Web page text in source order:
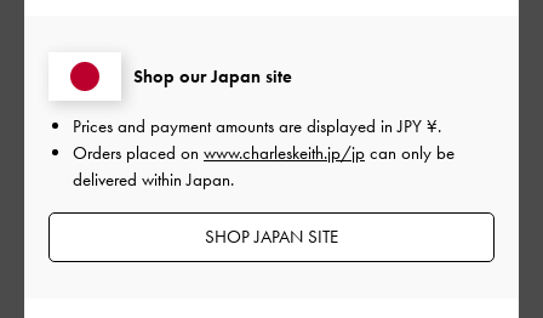
ご利用者様
デザインも履き心地も◎
可愛くて妹と色違いで購入しました。
Shop our Japan site
Prices and payment amounts are displayed inJPY ¥.
Orders placed on www.charleskeith.jp/jp can only be
delivered within Japan.
SHOP JAPAN SITE